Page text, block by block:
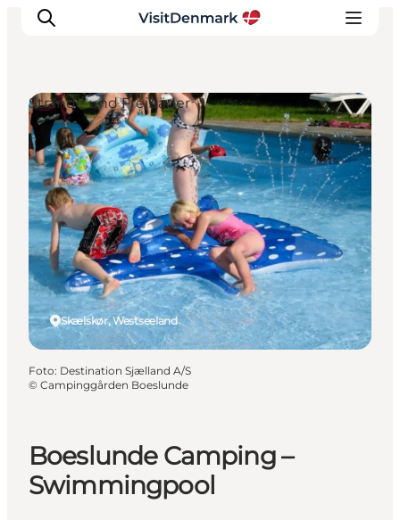
Inspiration
Regionen
Erlebnisse
Unterkünfte
Reiseplanung
Boeslunde Camping –
Swimmingpool
Skælskør, Westseeland
Strände und Freibäder
Foto: Destination Sjælland A/S
© Campinggården Boeslunde